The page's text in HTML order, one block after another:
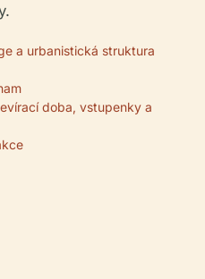
a urbanistická struktura
doba, vstupenky a